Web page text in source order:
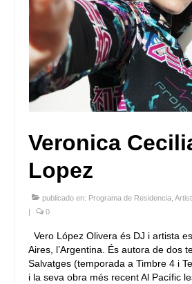
Veronica
Lopez
publicado en: Programa de Residencia
|
0
Vero López Olivera és DJ i artista
Aires, l’Argentina. És autora de dos
Salvatges (temporada a Timbre 4 i
i la seva obra més recent Al Pacífic